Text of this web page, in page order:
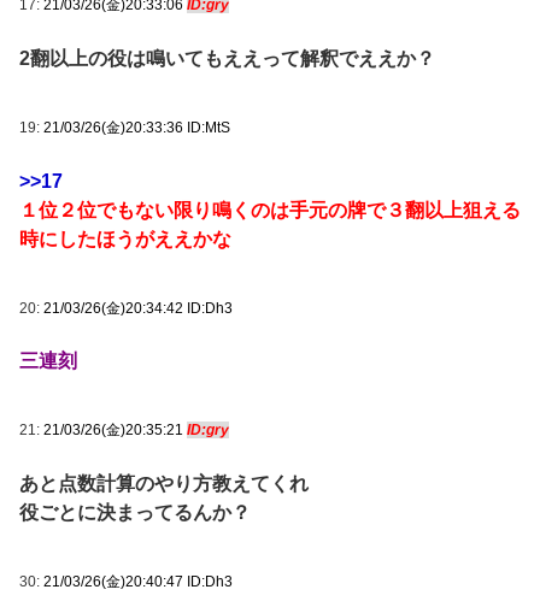
17: 21/03/26(金)20:33:06 ID:gry
2翻以上の役は鳴いてもええって解釈でええか？
19: 21/03/26(金)20:33:36 ID:MtS
>>17
１位２位でもない限り鳴くのは手元の牌で３翻以上狙える
時にしたほうがええかな
20: 21/03/26(金)20:34:42 ID:Dh3
三連刻
21: 21/03/26(金)20:35:21 ID:gry
あと点数計算のやり方教えてくれ
役ごとに決まってるんか？
30: 21/03/26(金)20:40:47 ID:Dh3